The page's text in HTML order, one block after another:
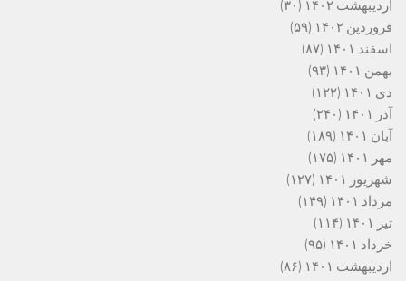
اردیبهشت ۱۴۰۲
(۳۰)
فروردین ۱۴۰۲
(۵۹)
اسفند ۱۴۰۱
(۸۷)
بهمن ۱۴۰۱
(۹۳)
دی ۱۴۰۱
(۱۲۲)
آذر ۱۴۰۱
(۲۴۰)
آبان ۱۴۰۱
(۱۸۹)
مهر ۱۴۰۱
(۱۷۵)
شهریور ۱۴۰۱
(۱۲۷)
مرداد ۱۴۰۱
(۱۴۹)
تیر ۱۴۰۱
(۱۱۴)
خرداد ۱۴۰۱
(۹۵)
اردیبهشت ۱۴۰۱
(۸۶)